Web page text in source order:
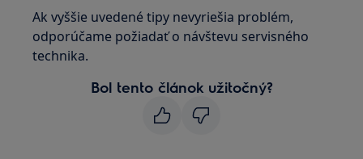
Ak vyššie uvedené tipy nevyriešia problém,
odporúčame požiadať o návštevu servisného
technika.
Bol tento článok užitočný?